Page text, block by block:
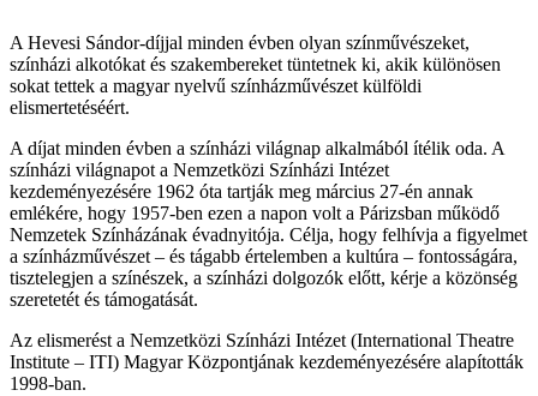
A Hevesi Sándor-díjjal minden évben olyan színművészeket,
színházi alkotókat és szakembereket tüntetnek ki, akik különösen
sokat tettek a magyar nyelvű színházművészet külföldi
elismertetéséért.
A díjat minden évben a színházi világnap alkalmából ítélik oda. A
színházi világnapot a Nemzetközi Színházi Intézet
kezdeményezésére 1962 óta tartják meg március 27-én annak
emlékére, hogy 1957-ben ezen a napon volt a Párizsban működő
Nemzetek Színházának évadnyitója. Célja, hogy felhívja a figyelmet
a színházművészet – és tágabb értelemben a kultúra – fontosságára,
tisztelegjen a színészek, a színházi dolgozók előtt, kérje a közönség
szeretetét és támogatását.
Az elismerést a Nemzetközi Színházi Intézet (International Theatre
Institute – ITI) Magyar Központjának kezdeményezésére alapították
1998-ban.